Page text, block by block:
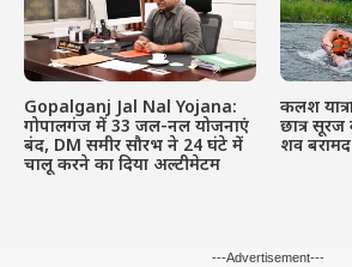
Gopalganj Jal Nal Yojana:
गोपालगंज में 33 जल-नल योजनाएं
बंद, DM समीर सौरभ ने 24 घंटे में
चालू करने का दिया अल्टीमेटम
कलश
छात्र
शव बरामद
---Advertisement---